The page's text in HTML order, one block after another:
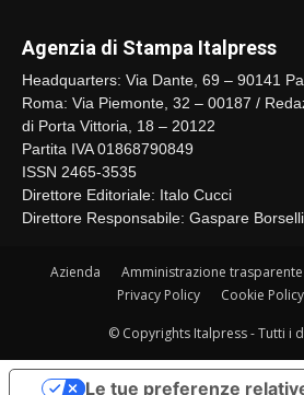
Agenzia di Stampa Italpress
Headquarters: Via Dante, 69 – 90141
Roma: Via Piemonte, 32 – 00187 /
di Porta Vittoria, 18 – 20122
Partita IVA 01868790849
ISSN 2465-3535
Direttore Editoriale: Italo Cucci
Direttore Responsabile: Gaspare
Azienda Amministrazione trasparente
Privacy Policy
Cookie Policy
© Copyrights Italpress - Tutti i
Le tue preferenze